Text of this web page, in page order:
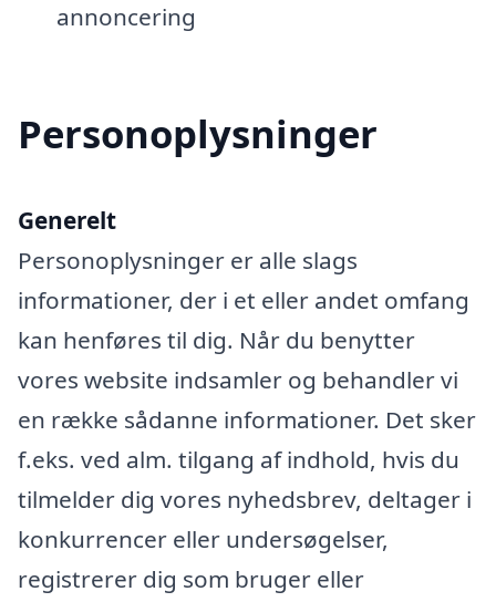
annoncering
Personoplysninger
Generelt
Personoplysninger er alle slags
informationer, der i et eller andet omfang
kan henføres til dig. Når du benytter
vores website indsamler og behandler vi
en række sådanne informationer. Det sker
f.eks. ved alm. tilgang af indhold, hvis du
tilmelder dig vores nyhedsbrev, deltager i
konkurrencer eller undersøgelser,
registrerer dig som bruger eller